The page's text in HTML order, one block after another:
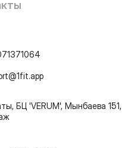
БЦ 'VERUM', Мынбаева 151,